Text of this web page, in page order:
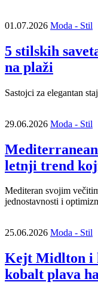
01.07.2026 Moda - Stil
5 stilskih
na plaži
Sastojci za elegantan
29.06.2026 Moda - Stil
letnji trend
Mediteran svojim
jednostavnosti i
25.06.2026 Moda - Stil
Kejt Midlton i
kobalt plava